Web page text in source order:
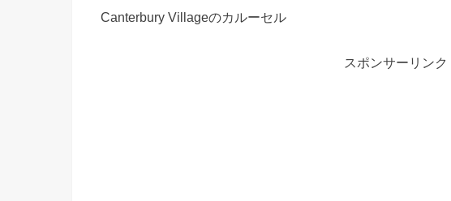
Canterbury Villageのカルーセル
スポンサーリンク